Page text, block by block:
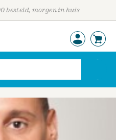
besteld, morgen in huis